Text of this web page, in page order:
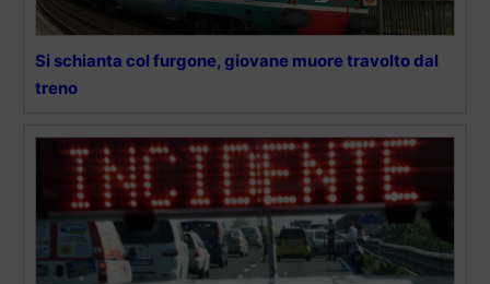
Si schianta col furgone, giovane muore travolto dal
treno